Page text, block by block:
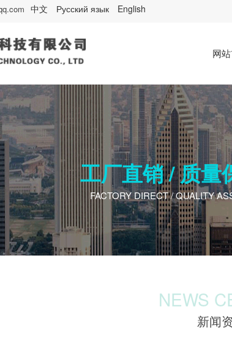
English
Русский язык
中文
网
工厂直销 / 质量
FACTORY DIRECT / QUALITY
NEWS
新闻